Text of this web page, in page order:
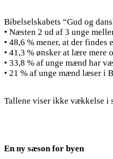
Bibelselskabets “Gud og
• Næsten 2 ud af 3 unge
• 48,6 % mener, at der findes
• 41,3 % ønsker at lære mere
• 33,8 % af unge mænd har
• 21 % af unge mænd læser i
Tallene viser ikke vækkelse i
En ny sæson for byen